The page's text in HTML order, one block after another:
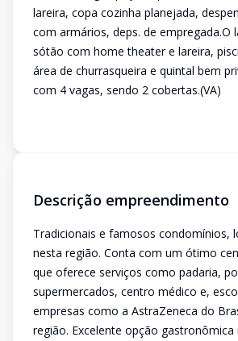
lareira, copa cozinha planejada,
com armários, deps. de empregada.O
sótão com home theater e lareira,
área de churrasqueira e quintal bem
com 4 vagas, sendo 2 cobertas.(VA)
Descrição empreendimento
Tradicionais e famosos condomínios,
nesta região. Conta com um ótimo
que oferece serviços como padaria,
supermercados, centro médico e,
empresas como a AstraZeneca do
região. Excelente opção gastronômica